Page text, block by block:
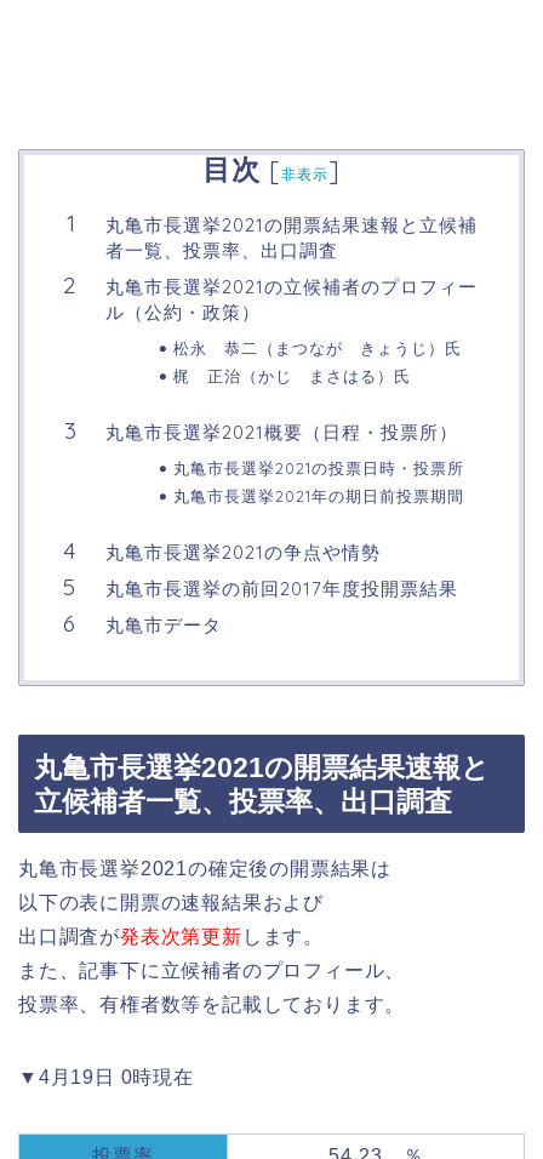
目次 [非表示]
丸亀市長選挙2021の開票結果速報と立候補
者一覧、投票率、出口調査
丸亀市長選挙2021の立候補者のプロフィー
ル（公約・政策）
松永 恭二（まつなが きょうじ）氏
梶 正治（かじ まさはる）氏
丸亀市長選挙2021概要（日程・投票所）
丸亀市長選挙2021の投票日時・投票所
丸亀市長選挙2021年の期日前投票期間
丸亀市長選挙2021の争点や情勢
丸亀市長選挙の前回2017年度投開票結果
丸亀市データ
丸亀市長選挙2021の開票結果速報と
立候補者一覧、投票率、出口調査
丸亀市長選挙2021の確定後の開票結果は
以下の表に開票の速報結果および
出口調査が発表次第更新 します。
また、記事下に立候補者のプロフィール、
投票率、有権者数等を記載しております。
▼4月19日 0時現在